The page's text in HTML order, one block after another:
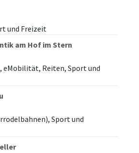
und Freizeit
am Hof im Stern
eMobilität, Reiten, Sport und
Sport und